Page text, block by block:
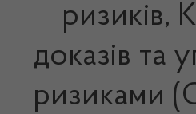
ризиків,
доказів та
ризиками